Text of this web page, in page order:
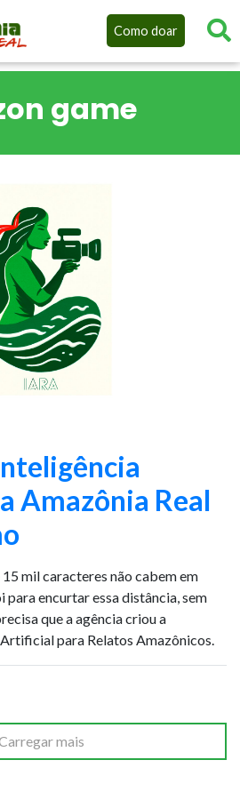
Como doar
game
Amazônia Real
mil caracteres não cabem em
para encurtar essa distância, sem
que a agência criou a
para Relatos Amazônicos.
mais